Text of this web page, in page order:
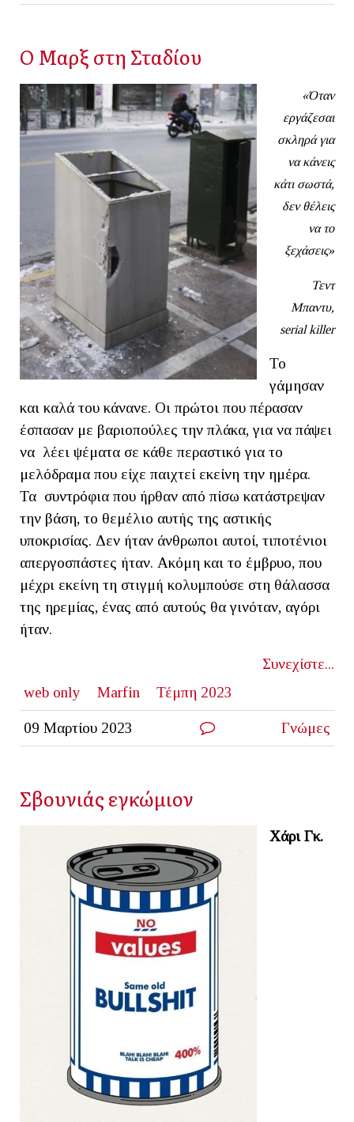
Ο Μαρξ στη Σταδίου
«Όταν
εργάζεσαι
σκληρά για
να κάνεις
κάτι σωστά,
δεν θέλεις
να το
ξεχάσεις»
Τεντ
Μπαντυ,
serialkiller
Το
γάμησαν
και καλά του κάνανε. Οι πρώτοι που πέρασαν
έσπασαν με βαριοπούλες την πλάκα, για να πάψει
να λέει ψέματα σε κάθε περαστικό για το
μελόδραμα που είχε παιχτεί εκείνη την ημέρα.
Τα συντρόφια που ήρθαν από πίσω κατάστρεψαν
την βάση, το θεμέλιο αυτής της αστικής
υποκρισίας. Δεν ήταν άνθρωποι αυτοί, τιποτένιοι
απεργοσπάστες ήταν. Ακόμη και το έμβρυο, που
μέχρι εκείνη τη στιγμή κολυμπούσε στη θάλασσα
της ηρεμίας, ένας από αυτούς θα γινόταν, αγόρι
ήταν.
Συνεχίστε...
web only
Marfin Τέμπη 2023
09 Μαρτίου 2023 Γνώμες
Σβουνιάς εγκώμιον
Χάρι Γκ.